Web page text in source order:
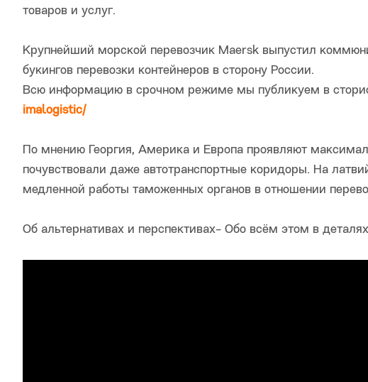
товаров и услуг.
Крупнейший морской перевозчик Maersk выпустил
букингов перевозки контейнеров в сторону России.
Всю информацию в срочном режиме мы публикуем в
imalogistic/
По мнению Георгия, Америка и Европа проявляют
почувствовали даже автотранспортные коридоры. На
медленной работы таможенных органов в отношении
Об альтернативах и перспективах- Обо всём этом в